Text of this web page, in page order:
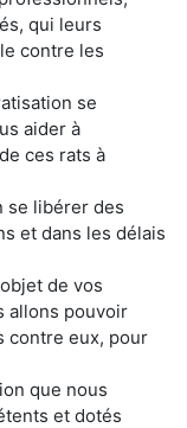
qui leurs
contre les
se
aider à
ces rats à
se libérer des
et dans les délais
de vos
allons pouvoir
contre eux, pour
que nous
et dotés